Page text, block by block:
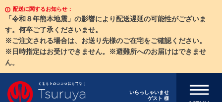
配送に関するお知らせ：
「令和８年熊本地震」の影響により配送遅延の可能性がございま
す。何卒ご了承くださいませ。
※ご注文される場合は、お送り先様のご在宅をご確認ください。
※日時指定はお受けできません。※避難所へのお届けはできませ
ん。
いらっしゃいませ
ゲスト 様
メニューを開